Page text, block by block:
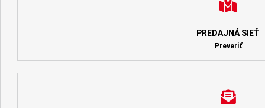
PREDAJNÁ SIEŤ
Preveriť